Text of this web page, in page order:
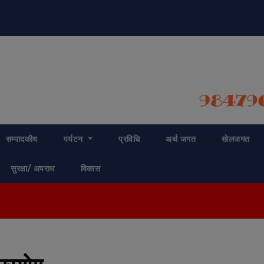
सम्पादकीय पर्यटन प्रविधि अर्थ जगत खेलजगत
सुरक्षा/ अपराध विकास